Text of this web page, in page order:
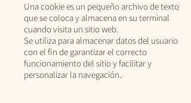
Una cookie es un pequeño archivo de texto
que se coloca y almacena en su terminal
cuando visita un sitio web.
Se utiliza para almacenar datos del usuario
con el fin de garantizar el correcto
funcionamiento del sitio y facilitar y
personalizar la navegación.